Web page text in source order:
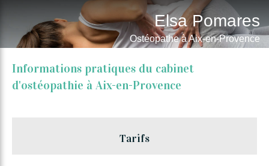
Elsa Pomares
Ostéopathe à Aix-en-Provence
Informations pratiques du cabinet
d'ostéopathie à Aix-en-Provence
Tarifs